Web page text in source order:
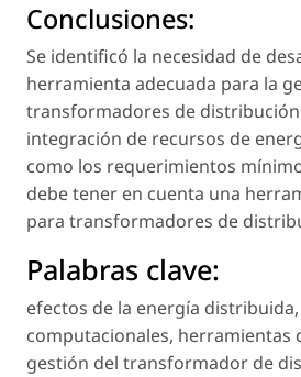
Conclusiones:
Se identificó la necesidad de
herramienta adecuada para la
transformadores de distribución
integración de recursos de
como los requerimientos
debe tener en cuenta una
para transformadores de
Palabras clave:
efectos de la energía distribuida,
computacionales, herramientas
gestión del transformador de